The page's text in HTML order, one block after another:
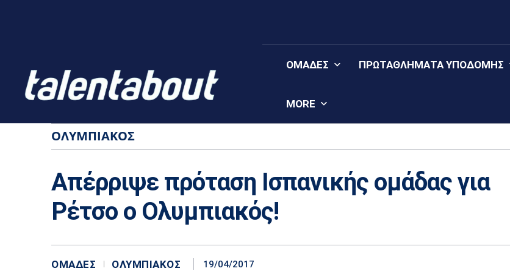
ΟΜΆΔΕΣ ΠΡΩΤΑΘΛΉΜΑΤΑ YΠΟΔΟΜΉΣ
MORE
ΟΛΥΜΠΙΑΚΌΣ
Απέρριψε πρόταση Ισπανικής ομάδας για
Ρέτσο ο Ολυμπιακός!
ΟΜΆΔΕΣ ΟΛΥΜΠΙΑΚΌΣ 19/04/2017